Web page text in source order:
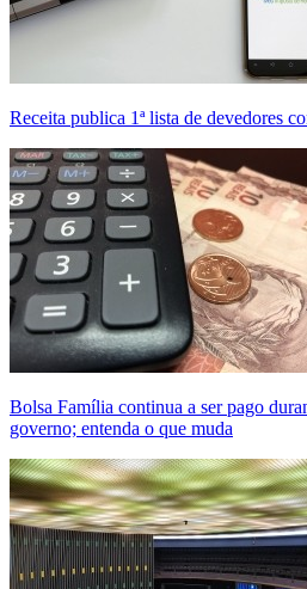
Receita publica 1ª lista de devedores
Bolsa Família continua a ser pago
governo; entenda o que muda